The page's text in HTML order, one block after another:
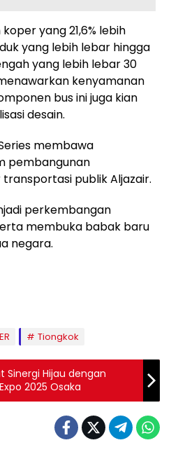
yang 21,6% lebih
yang lebih lebar hingga
yang lebih lebar 30
kenyamanan
bus ini juga kian
desain.
membawa
pembangunan
publik Aljazair.
perkembangan
membuka babak baru
negara.
Tiongkok
Sinergi Hijau dengan
2025 Osaka